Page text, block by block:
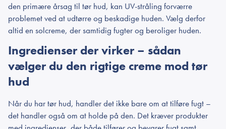
den primære årsag til tør hud, kan UV-stråling forværre
problemet ved at udtørre og beskadige huden. Vælg derfor
altid en solcreme, der samtidig fugter og beroliger huden.
Ingredienser der virker – sådan
vælger du den rigtige creme mod tør
hud
Når du har tør hud, handler det ikke bare om at tilføre fugt –
det handler også om at holde på den. Det kræver produkter